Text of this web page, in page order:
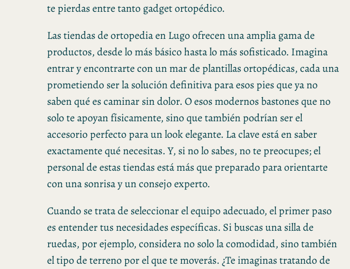
te pierdas entre tanto gadget ortopédico.
Las tiendas de ortopedia en Lugo ofrecen una amplia gama de
productos, desde lo más básico hasta lo más sofisticado. Imagina
entrar y encontrarte con un mar de plantillas ortopédicas, cada una
prometiendo ser la solución definitiva para esos pies que ya no
saben qué es caminar sin dolor. O esos modernos bastones que no
solo te apoyan físicamente, sino que también podrían ser el
accesorio perfecto para un look elegante. La clave está en saber
exactamente qué necesitas. Y, si no lo sabes, no te preocupes; el
personal de estas tiendas está más que preparado para orientarte
con una sonrisa y un consejo experto.
Cuando se trata de seleccionar el equipo adecuado, el primer paso
es entender tus necesidades específicas. Si buscas una silla de
ruedas, por ejemplo, considera no solo la comodidad, sino también
el tipo de terreno por el que te moverás. ¿Te imaginas tratando de